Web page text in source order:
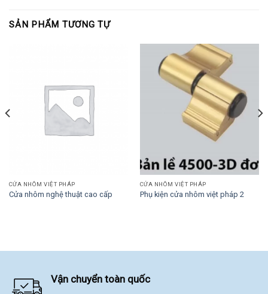
SẢN PHẨM TƯƠNG TỰ
CỬA NHÔM VIỆT PHÁP
Cửa nhôm nghệ thuật cao cấp
CỬA NHÔM VIỆT PHÁP
Phụ kiện cửa nhôm việt pháp 2
Vận chuyển toàn quốc